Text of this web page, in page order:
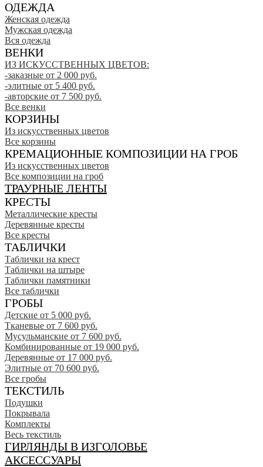
ОДЕЖДА
Женская одежда
Мужская одежда
Вся одежда
ВЕНКИ
ИЗ ИСКУССТВЕННЫХ ЦВЕТОВ:
-заказные от 2 000 руб.
-элитные от 5 400 руб.
-авторские от 7 500 руб.
Все венки
КОРЗИНЫ
Из искусственных цветов
Все корзины
КРЕМАЦИОННЫЕ КОМПОЗИЦИИ НА ГРОБ
Из искусственных цветов
Все композиции на гроб
ТРАУРНЫЕ ЛЕНТЫ
КРЕСТЫ
Металлические кресты
Деревянные кресты
Все кресты
ТАБЛИЧКИ
Таблички на крест
Таблички на штыре
Таблички памятники
Все таблички
ГРОБЫ
Детские от 5 000 руб.
Тканевые от 7 600 руб.
Мусульманские от 7 600 руб.
Комбинированные от 19 000 руб.
Деревянные от 17 000 руб.
Элитные от 70 600 руб.
Все гробы
ТЕКСТИЛЬ
Подушки
Покрывала
Комплекты
Весь текстиль
ГИРЛЯНДЫ В ИЗГОЛОВЬЕ
АКСЕССУАРЫ